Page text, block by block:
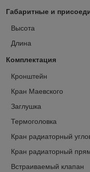
Габаритные и
Высота
Длина
Комплектация
Кронштейн
Кран Маевского
Заглушка
Термоголовка
Кран радиаторный
Кран радиаторный
Встраиваемый клапан